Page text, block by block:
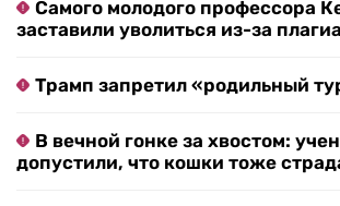
Самого молодого профессора
заставили уволиться из-за
Трамп запретил «родильный
В вечной гонке за хвостом:
допустили, что кошки тоже